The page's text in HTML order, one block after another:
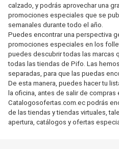
calzado, y podrás aprovechar una
promociones especiales que se
semanales durante todo el año.
Puedes encontrar una perspectiva
promociones especiales en los
puedes descubrir todas las marcas
todas las tiendas de Pifo. Las
separadas, para que las puedas
De esta manera, puedes hacer tu
la oficina, antes de salir de compras
Catalogosofertas.com.ec podrás
de las tiendas y tiendas virtuales,
apertura, catálogos y ofertas